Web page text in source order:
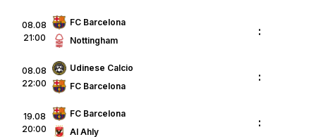
08.08
21:00
FC Barcelona
Nottingham
:
08.08
22:00
Udinese Calcio
FC Barcelona
:
19.08
20:00
FC Barcelona
Al Ahly
: